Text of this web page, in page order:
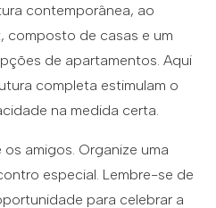
contemporânea, ao
composto de casas e um
de apartamentos. Aqui
completa estimulam o
na medida certa.
amigos. Organize uma
especial. Lembre-se de
para celebrar a